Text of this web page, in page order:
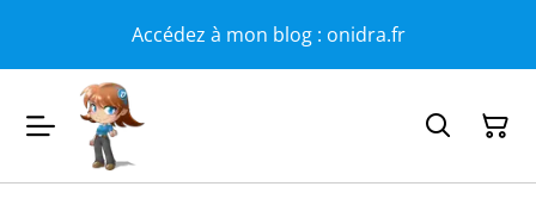
Accédez à mon blog : onidra.fr